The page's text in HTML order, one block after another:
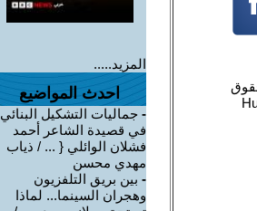
المزيد.....
احدث المواضيع
- جماليات التشكيل البنائي
في قصيدة الشاعر أحمد
فشلان الوائلي { ... / ذياب
مهدي محسن
- بين بريق التلفزيون
وهجران السينما... لماذا